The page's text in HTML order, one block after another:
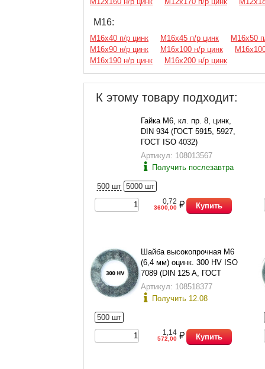
М16:
М16х40 п/р цинк М16х45 п/р цинк
М16х50
М16х90 н/р цинк
М16х100 н/р цинк
М16х190 н/р цинк
М16х200 н/р цинк
К этому товару подходит:
Гайка М6, кл. пр. 8, цинк,
DIN 934 (ГОСТ 5915, 5927,
ГОСТ ISO 4032)
Артикул: 108013567
Получить послезавтра
500 шт 5000 шт
0,72
3600,00 Купить
Шайба высокопрочная М6
(6,4 мм) оцинк. 300 HV ISO
7089 (DIN 125 A, ГОСТ
11371-78 исп.1)
Артикул: 108518377
Получить 12.08
500 шт
1,14
572,00 Купить